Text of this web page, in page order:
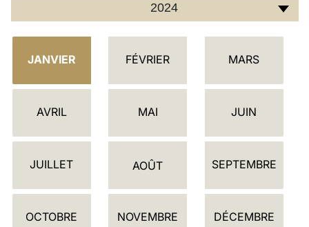
2024
C
L
D
I
JANVIER FÉVRIER MARS
AVRIL MAI JUIN
JUILLET AOÛT SEPTEMBRE
OCTOBRE NOVEMBRE DÉCEMBRE